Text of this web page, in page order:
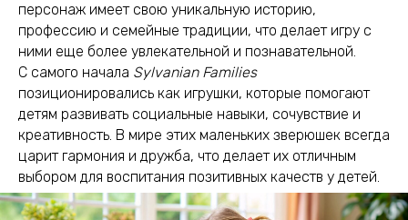
персонаж имеет свою уникальную историю,
профессию и семейные традиции, что делает игру с
ними еще более увлекательной и познавательной.
С самого начала Sylvanian Families
позиционировались как игрушки, которые помогают
детям развивать социальные навыки, сочувствие и
креативность. В мире этих маленьких зверюшек всегда
царит гармония и дружба, что делает их отличным
выбором для воспитания позитивных качеств у детей.